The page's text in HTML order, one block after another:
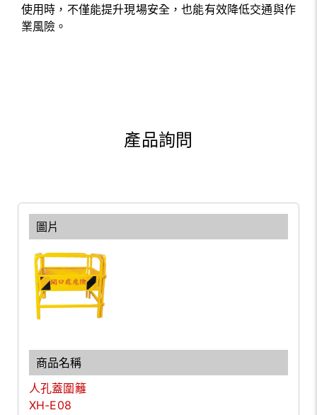
使用時，不僅能提升現場安全，也能有效降低交通與作
業風險。
產品詢問
人孔蓋圍籬
XH-E08